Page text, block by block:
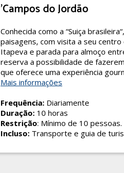
'Campos do Jordão
Conhecida como a “Suiça
paisagens, com visita a seu
Itapeva e parada para almoço
reserva a possibilidade de
que oferece uma experiência
Mais informações
Frequência: Diariamente
Duração: 10 horas
Restrição: Mínimo de 10
Incluso: Transporte e guia de